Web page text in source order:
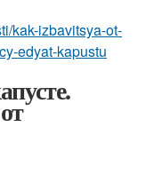
kak-izbavitsya-ot-
edyat-kapustu